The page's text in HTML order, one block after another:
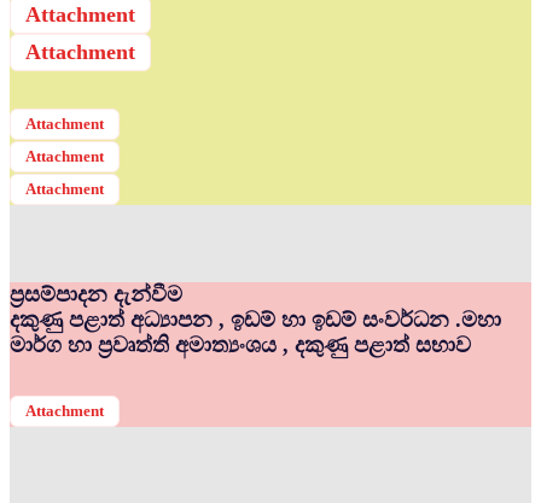
Attachment
Attachment
Attachment
Attachment
Attachment
ප්‍රසම්පාදන දැන්වීම
දකුණු පළාත් අධ්‍යාපන , ඉඩම් හා ඉඩම් සංවර්ධන .මහා
මාර්ග හා ප්‍රවෘත්ති අමාත්‍යංශය , දකුණු පළාත් සභාව
Attachment